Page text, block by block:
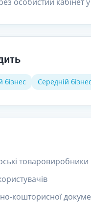
бізнес Середній бізнес
товаровиробники
кошторисної